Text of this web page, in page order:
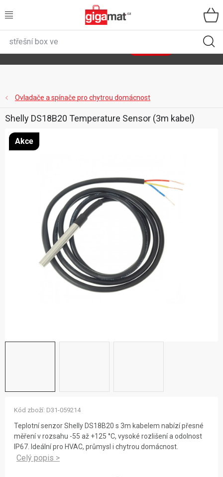
na
VŠECHNY KATEGORIE
ZAHRADA
DÍLNA
ÚLOŽNÉ BOXY
Ovladače a spínače pro chytrou domácnost
Teplotní senzor Shelly DS18B20 s 3m kabelem nabízí přesné
měření v rozsahu -55 až +125 °C, vysoké rozlišení a odolnost
IP67. Ideální pro HVAC, průmysl i chytrou domácnost.
Kód zboží: D31-059214
Shelly DS18B20 Temperature Sensor (3m kabel)
Akce